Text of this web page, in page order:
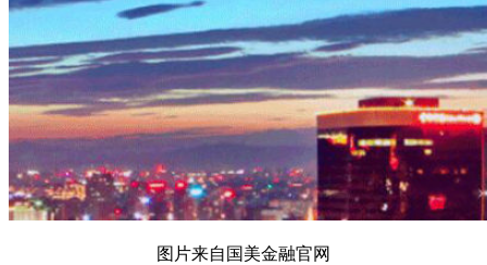
图片来自国美金融官网